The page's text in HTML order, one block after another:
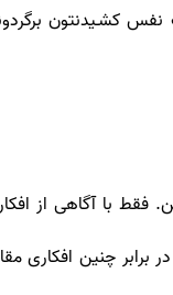
کشـیدنتون
فقط با آگاهی از
چنین افکاری